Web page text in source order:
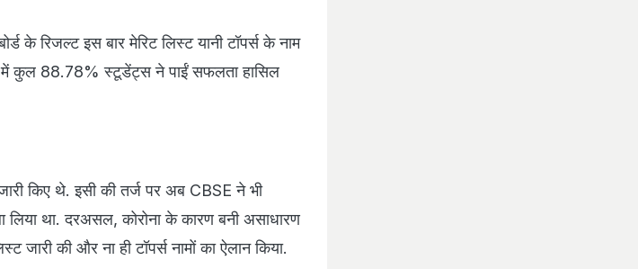
रिजल्ट इस बार मेरिट लिस्ट यानी टॉपर्स के नाम
में कुल 88.78% स्टूडेंट्स ने पाईं सफलता हासिल
किए थे. इसी की तर्ज पर अब CBSE ने भी
था. दरअसल, कोरोना के कारण बनी असाधारण
जारी की और ना ही टॉपर्स नामों का ऐलान किया.